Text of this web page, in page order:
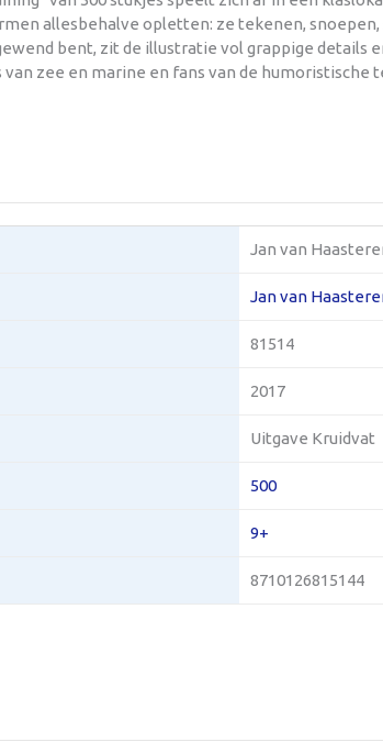
allesbehalve opletten: ze tekenen,
bent, zit de illustratie vol grappige
zee en marine en fans van de humoristische
Jan van
Jan van
81514
2017
Uitgave Kruidvat
500
9+
8710126815144